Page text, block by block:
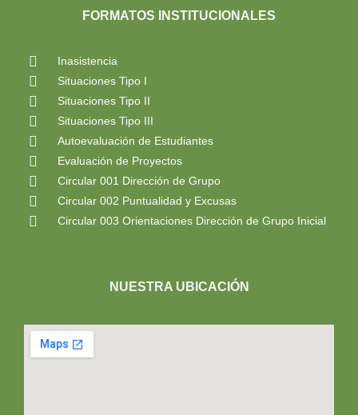
FORMATOS INSTITUCIONALES
Inasistencia
Situaciones Tipo I
Situaciones Tipo II
Situaciones Tipo III
Autoevaluación de Estudiantes
Evaluación de Proyectos
Circular 001 Dirección de Grupo
Circular 002 Puntualidad y Excusas
Circular 003 Orientaciones Dirección de Grupo Inicial
NUESTRA UBICACIÓN